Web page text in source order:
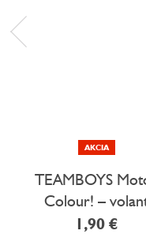
AKCIA
TEAMBOYS
Colour! –
1,90 €